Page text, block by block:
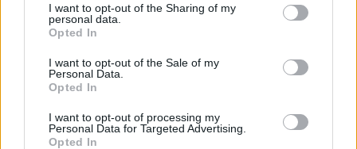
not limited to your visit or usage behaviour. You may click to
grant or deny consent to Google and its third-party tags to
use your data for below specified purposes in below Google
consent section.
I want to opt-out of the Sharing of my
personal data.
Opted In
I want to opt-out of the Sale of my
Personal Data.
Opted In
I want to opt-out of processing my
Personal Data for Targeted Advertising.
Opted In
Δεν έχουν νόημα όλα αυτά. Ήταν μια σπουδαία γυναίκα και πολύ σπουδαία